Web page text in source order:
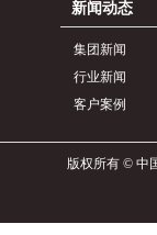
版权所有 © 中
集团新闻
行业新闻
客户案例
新闻动态